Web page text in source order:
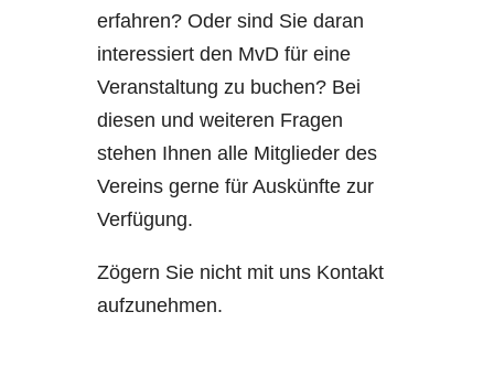
erfahren? Oder sind Sie daran
interessiert den MvD für eine
Veranstaltung zu buchen? Bei
diesen und weiteren Fragen
stehen Ihnen alle Mitglieder des
Vereins gerne für Auskünfte zur
Verfügung.
Zögern Sie nicht mit uns Kontakt
aufzunehmen.